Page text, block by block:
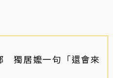
獨居嬤一句「還會來